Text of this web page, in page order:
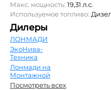
Макс. мощность: 19,31 л.с.
Используемое топливо:
Дилеры
ЛОНМАДИ
ЭкоНива-
Техника
Лонмади на
Монтажной
Посмотреть всех